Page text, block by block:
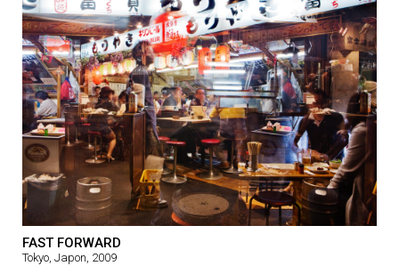
FAST FORWARD
Tokyo, Japon, 2009